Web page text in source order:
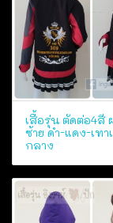
เสื้อรุ่น ตัดต่อ4สี
ซ้าย ดำ-แดง-เทา
กลาง